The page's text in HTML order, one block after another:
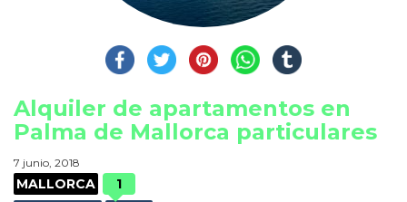
Alquiler de apartamentos en
Palma de Mallorca particulares
7 junio, 2018
MALLORCA
1